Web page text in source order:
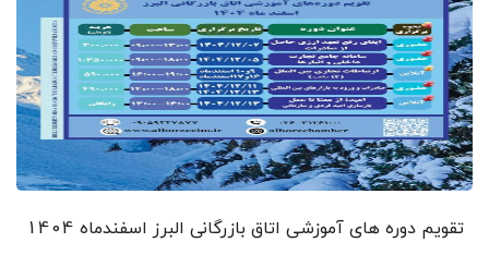
تقویم دوره های آموزشی اتاق بازرگانی البرز اسفندماه 1404